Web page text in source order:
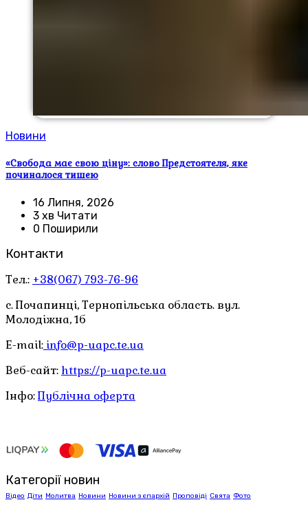
Новини
«Свобода має свою ціну»: слово Предстоятеля, яке
починалося тишею
16 Липня, 2026
3 хв Читати
0 Поширили
Контакти
Тел.: +38(067) 793-76-96
с. Почапинці, Тернопільська область. вул.
Молодіжна, 1б
E-mail: info@p-uapc.te.ua
Веб-сайт: https://p-uapc.te.ua
Інфо:Публічна оферта
Категорії новин
Відео Діти Молитва Новини Новини з єпархій Проповіді Свята Фото